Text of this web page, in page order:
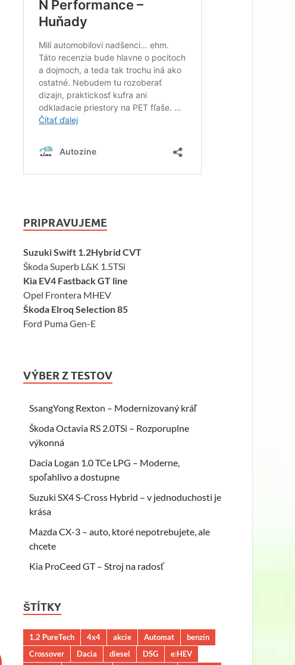
PRIPRAVUJEME
Suzuki Swift 1.2Hybrid CVT
Škoda Superb L&K 1.5TSi
Kia EV4 Fastback GT line
Opel Frontera MHEV
Škoda Elroq Selection 85
Ford Puma Gen-E
VÝBER Z TESTOV
SsangYong Rexton – Modernizovaný kráľ
Škoda Octavia RS 2.0TSi – Rozporuplne
výkonná
Dacia Logan 1.0 TCe LPG – Moderne,
spoľahlivo a dostupne
Suzuki SX4 S-Cross Hybrid – v jednoduchosti je
krása
Mazda CX-3 – auto, ktoré nepotrebujete, ale
chcete
Kia ProCeed GT – Stroj na radosť
ŠTÍTKY
1.2 PureTech 4x4 akcie Automat
benzín
Crossover
Dacia diesel DSG
e:HEV